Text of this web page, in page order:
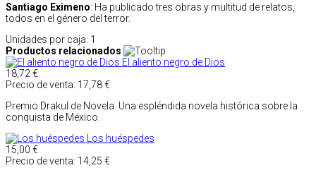
Santiago Eximeno: Ha publicado tres obras y multitud de relatos,
todos en el género del terror.
Unidades por caja: 1
Productos relacionados
El aliento negro de Dios
18,72 €
Precio de venta: 17,78 €
Premio Drakul de Novela. Una espléndida novela histórica sobre la
conquista de México.
Los huéspedes
15,00 €
Precio de venta: 14,25 €